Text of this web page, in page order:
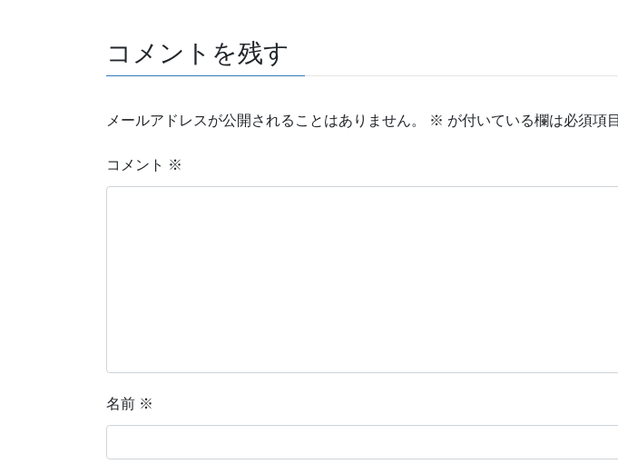
コメントを残す
メールアドレスが公開されることはありません。 ※ が付いている欄は必須項
コメント ※
名前 ※